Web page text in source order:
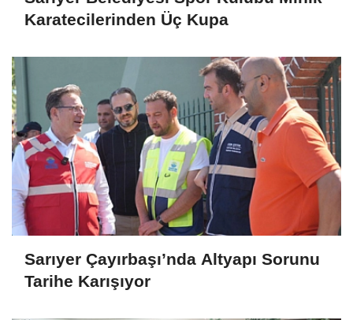
Karatecilerinden Üç Kupa
Sarıyer Çayırbaşı’nda Altyapı Sorunu
Tarihe Karışıyor